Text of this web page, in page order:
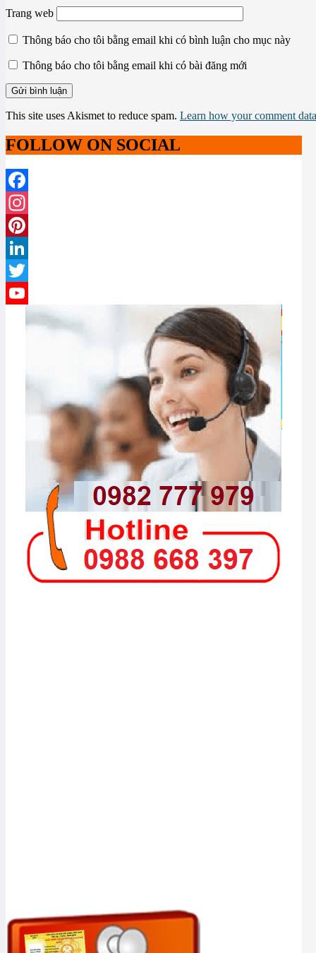
Trang web
Thông báo cho tôi bằng email khi có bình luận cho mục này
Thông báo cho tôi bằng email khi có bài đăng mới
This site uses Akismet to reduce spam. Learn how your comment
FOLLOW ON SOCIAL
Facebook
Instagram
Pinterest
LinkedIn
Twitter
YouTube